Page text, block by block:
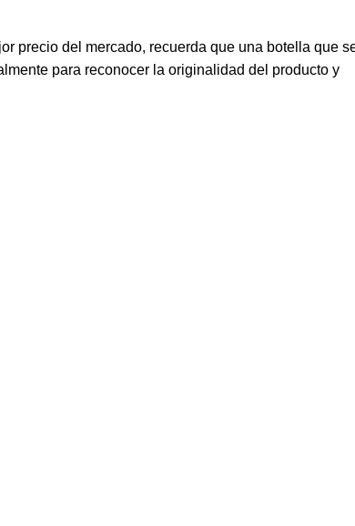
precio del mercado, recuerda que una botella que
para reconocer la originalidad del producto y